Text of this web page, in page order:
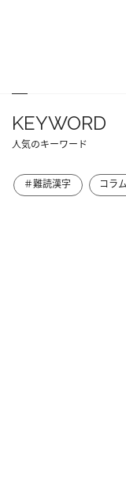
KEYWORD
人気のキーワード
＃難読漢字 コラム